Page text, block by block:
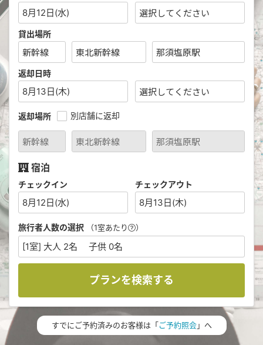
8月12日(水)
貸出場所
返却日時
8月13日(木)
返却場所 別店舗に返却
宿泊
チェックイン
8月12日(水)
チェックアウト
8月13日(木)
旅行者人数の選択 （1室あたり ）
[1室] 大人 2名 子供 0名
プランを検索する
すでにご予約済みのお客様は「ご予約照会」へ